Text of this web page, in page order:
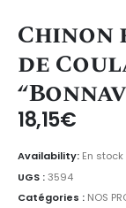
Chinon
de
18,15€
Availability: En stock
UGS :3594
Catégories : NOS